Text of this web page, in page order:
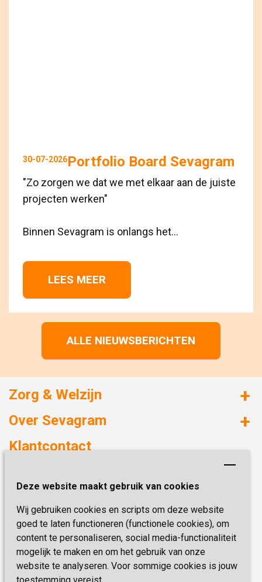
Deze website maakt gebruik van cookies
Wij gebruiken cookies en scripts om deze website
goed te laten functioneren (functionele cookies), om
content te personaliseren, social media-functionaliteit
mogelijk te maken en om het gebruik van onze
website te analyseren. Voor sommige cookies is jouw
30-07-2026Portfolio Board Sevagram
"Zo zorgen we dat we met elkaar aan de juiste
projecten werken"
Binnen Sevagram is onlangs het...
LEES MEER
ALLE NIEUWSBERICHTEN
Zorg & Welzijn
Huizen met zorg
Onze specialiteiten
Over Sevagram
Duurzaamheid
Kwaliteit & Klantbeleving
Missie & Visie
Vastgoed
Innovatie
Klantcontact
6419 PB Heerlen
Telefoon:0900 777 4 777
E-mail:zorgbemiddeling@sevagram.nl
Schrijf je nu in!